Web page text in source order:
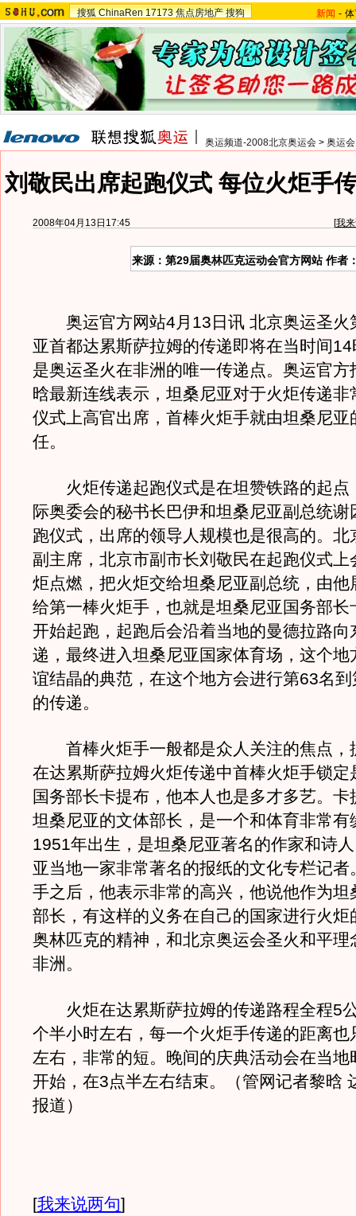
搜狐 ChinaRen 17173 焦点房地产 搜狗 新闻 -
奥运频道-2008北京奥运会 > 奥运
刘敬民出席起跑仪式 每位火炬手
2008年04月13日17:45 [我
来源：第29届奥林匹克运动会官方网站 作者
奥运官方网站4月13日讯 北京奥运圣火
亚首都达累斯萨拉姆的传递即将在当时间
是奥运圣火在非洲的唯一传递点。奥运官方
晗最新连线表示，坦桑尼亚对于火炬传递非
仪式上高官出席，首棒火炬手就由坦桑尼亚
任。
火炬传递起跑仪式是在坦赞铁路的起点
际奥委会的秘书长巴伊和坦桑尼亚副总统谢
跑仪式，出席的领导人规模也是很高的。北
副主席，北京市副市长刘敬民在起跑仪式上
炬点燃，把火炬交给坦桑尼亚副总统，由他
给第一棒火炬手，也就是坦桑尼亚国务部长
开始起跑，起跑后会沿着当地的曼德拉路向
递，最终进入坦桑尼亚国家体育场，这个地
谊结晶的典范，在这个地方会进行第63名
的传递。
首棒火炬手一般都是众人关注的焦点，
在达累斯萨拉姆火炬传递中首棒火炬手锁定
国务部长卡提布，他本人也是多才多艺。卡
坦桑尼亚的文体部长，是一个和体育非常有
1951年出生，是坦桑尼亚著名的作家和诗
亚当地一家非常著名的报纸的文化专栏记者
手之后，他表示非常的高兴，他说他作为坦
部长，有这样的义务在自己的国家进行火炬
奥林匹克的精神，和北京奥运会圣火和平理
非洲。
火炬在达累斯萨拉姆的传递路程全程5
个半小时左右，每一个火炬手传递的距离
左右，非常的短。晚间的庆典活动会在当地
开始，在3点半左右结束。（管网记者黎晗
报道）
[我来说两句]